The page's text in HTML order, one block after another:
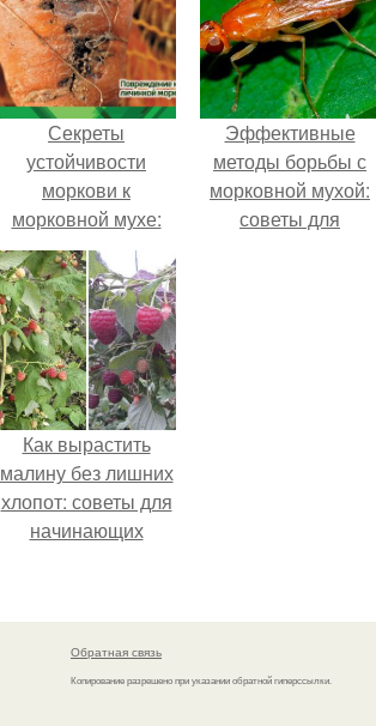
Секреты
устойчивости
моркови к
морковной мухе:
как защитить
урожай
Эффективные
методы борьбы с
морковной мухой:
советы для
Как вырастить
малину без лишних
хлопот: советы для
начинающих
Обратная связь
Копирование разрешено при указании обратной гиперссылки.